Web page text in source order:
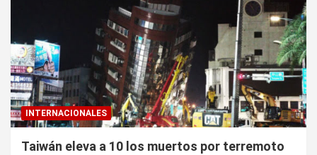
INTERNACIONALES
Taiwán eleva a 10 los muertos por terremoto